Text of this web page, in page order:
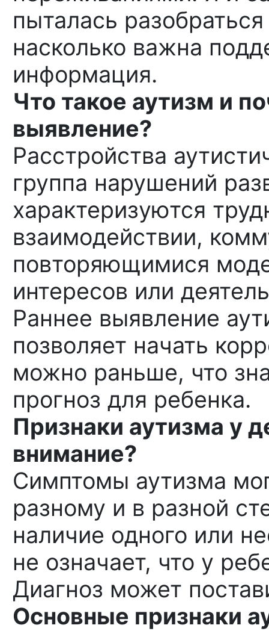
пыталась
насколько важна
информация.
Что такое аутизм и
выявление?
Расстройства
группа нарушений
характеризуются
взаимодействии,
повторяющимися
интересов или
Раннее выявление
позволяет начать
можно раньше, что
прогноз для ребенка.
Признаки аутизма у
внимание?
Симптомы аутизма
разному и в разной
наличие одного или
не означает, что у
Диагноз может
Основные признаки